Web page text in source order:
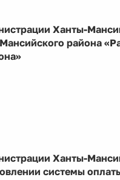
Ханты-
района
Ханты-
системы